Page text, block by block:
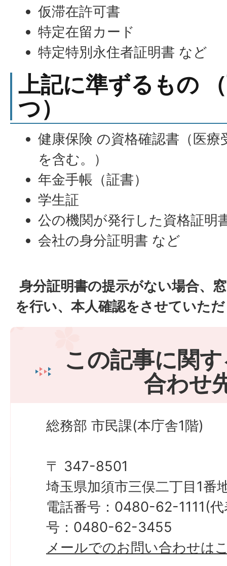
仮滞在許可書
特定在留カード
特定特別永住者証明書 など
上記に準ずるもの
つ）
健康保険 の資格確認書（医療
を含む。）
年金手帳（証書）
学生証
公の機関が発行した資格証明
会社の身分証明書 など
身分証明書の提示がない場合、
を行い、本人確認をさせていた
この記事に関
合わせ
総務部 市民課(本庁舎1階)
〒 347-8501
埼玉県加須市三俣二丁目1番
電話番号：0480-62-1111(
号：0480-62-3455
メールでのお問い合わせは